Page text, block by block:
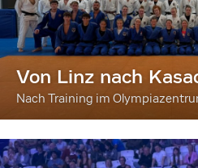
Von Linz nach
Nach Training im